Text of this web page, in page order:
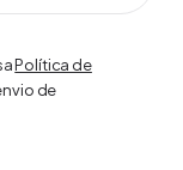
Política de
de